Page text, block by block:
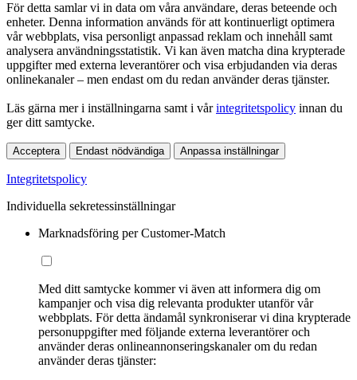
För detta samlar vi in data om våra användare, deras beteende och
enheter. Denna information används för att kontinuerligt optimera
vår webbplats, visa personligt anpassad reklam och innehåll samt
analysera användningsstatistik. Vi kan även matcha dina krypterade
uppgifter med externa leverantörer och visa erbjudanden via deras
onlinekanaler – men endast om du redan använder deras tjänster.
Läs gärna mer i inställningarna samt i vårintegritetspolicy innan du
ger ditt samtycke.
Acceptera Endast nödvändiga Anpassa inställningar
Integritetspolicy
Individuella sekretessinställningar
Marknadsföring per Customer-Match
Med ditt samtycke kommer vi även att informera dig om
kampanjer och visa dig relevanta produkter utanför vår
webbplats. För detta ändamål synkroniserar vi dina krypterade
personuppgifter med följande externa leverantörer och
använder deras onlineannonseringskanaler om du redan
använder deras tjänster: